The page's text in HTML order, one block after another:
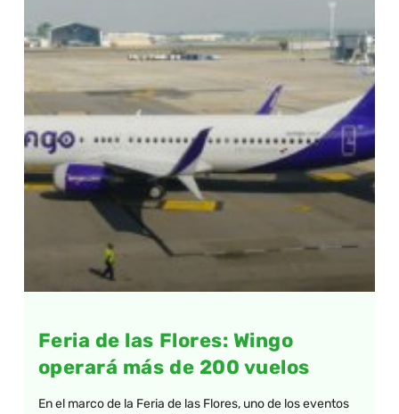
Feria de las Flores: Wingo
operará más de 200 vuelos
En el marco de la Feria de las Flores, uno de los eventos